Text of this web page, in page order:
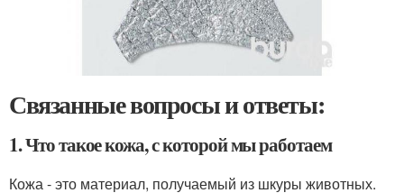
Связанные вопросы и ответы:
1. Что такое кожа, с которой мы работаем
Кожа - это материал, получаемый из шкуры животных.